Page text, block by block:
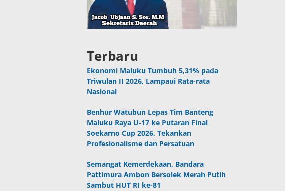
Terbaru
Ekonomi Maluku Tumbuh 5,31% pada
Triwulan II 2026, Lampaui Rata-rata
Nasional
Benhur Watubun Lepas Tim Banteng
Maluku Raya U-17 ke Putaran Final
Soekarno Cup 2026, Tekankan
Profesionalisme dan Persatuan
Semangat Kemerdekaan, Bandara
Pattimura Ambon Bersolek Merah Putih
Sambut HUT RI ke-81